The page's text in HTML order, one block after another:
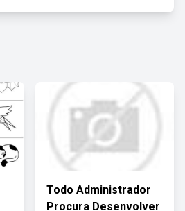
Todo Administrador
Procura Desenvolver